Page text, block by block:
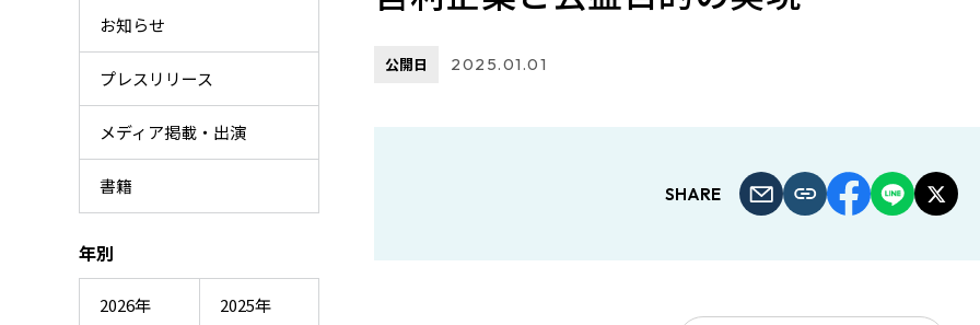
お知らせ
プレスリリース
メディア掲載・出演
書籍
年別
2026年 2025年
公開日 2025.01.01
SHARE